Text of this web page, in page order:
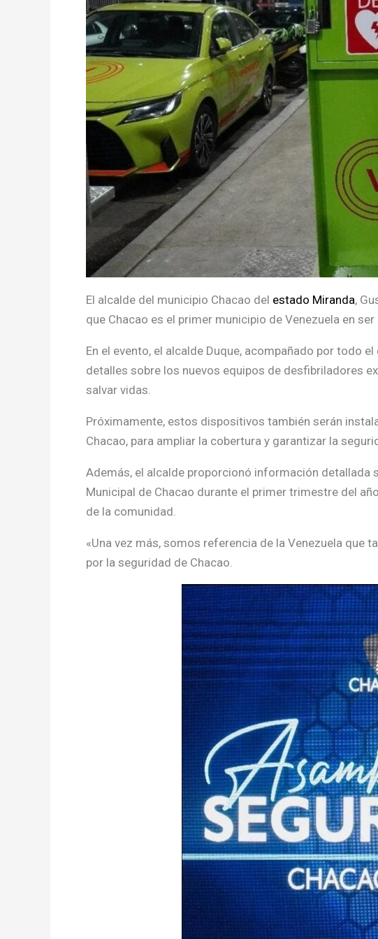
El alcalde del municipio Chacao del estado Miranda,
que Chacao es el primer municipio de Venezuela en
En el evento, el alcalde Duque, acompañado por todo
detalles sobre los nuevos equipos de desfibriladores
salvar vidas.
Próximamente, estos dispositivos también serán
Chacao, para ampliar la cobertura y garantizar la
Además, el alcalde proporcionó información detallada
Municipal de Chacao durante el primer trimestre del
de la comunidad.
«Una vez más, somos referencia de la Venezuela que
por la seguridad de Chacao.